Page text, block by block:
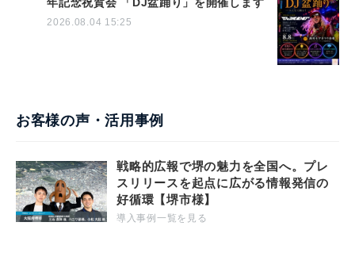
2026.08.04 15:25
お客様の声・活用事例
戦略的広報で堺の魅力を全国へ。プレ
スリリースを起点に広がる情報発信の
好循環【堺市様】
導入事例一覧を見る